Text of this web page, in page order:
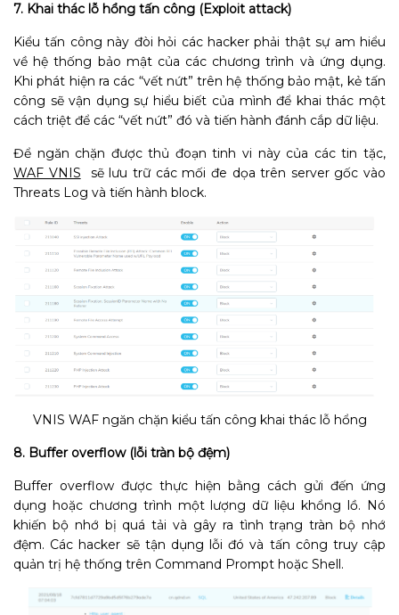
7. Khai thác lỗ hổng tấn công (Exploit attack)
Kiểu tấn công này đòi hỏi các hacker phải thật sự am hiểu
về hệ thống bảo mật của các chương trình và ứng dụng.
Khi phát hiện ra các “vết nứt” trên hệ thống bảo mật, kẻ tấn
công sẽ vận dụng sự hiểu biết của mình để khai thác một
cách triệt để các “vết nứt” đó và tiến hành đánh cắp dữ liệu.
Để ngăn chặn được thủ đoạn tinh vi này của các tin tặc,
WAF VNIS
sẽ lưu trữ các mối đe dọa trên server gốc vào
Threats Log và tiến hành block.
VNIS WAF ngăn chặn kiểu tấn công khai thác lỗ hổng
8. Buffer overflow (lỗi tràn bộ đệm)
Buffer overflow được thực hiện bằng cách gửi đến ứng
dụng hoặc chương trình một lượng dữ liệu khổng lồ. Nó
khiến bộ nhớ bị quá tải và gây ra tình trạng tràn bộ nhớ
đệm. Các hacker sẽ tận dụng lỗi đó và tấn công truy cập
quản trị hệ thống trên Command Prompt hoặc Shell.